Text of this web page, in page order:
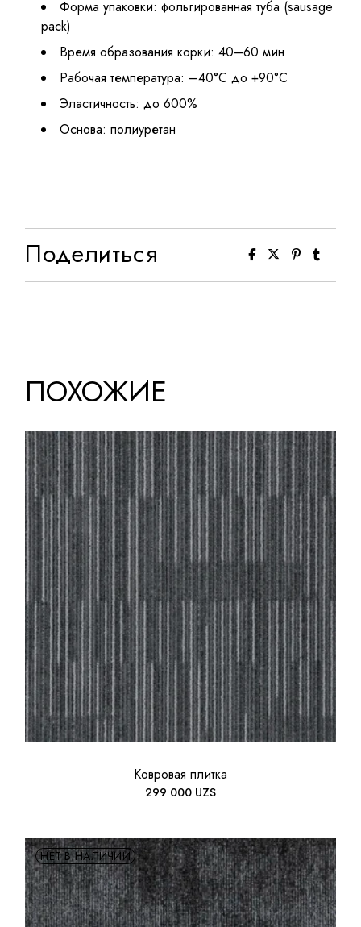
Форма упаковки: фольгированная туба (sausage
pack)
Время образования корки: 40–60 мин
Рабочая температура: –40°C до +90°C
Эластичность: до 600%
Основа: полиуретан
Поделиться
ПОХОЖИЕ
Ковровая плитка
299 000 UZS
НЕТ В НАЛИЧИИ